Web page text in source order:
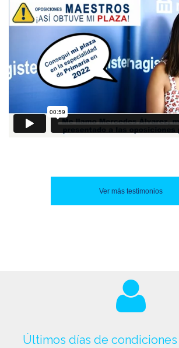
Ver más testimonios
Últimos días de